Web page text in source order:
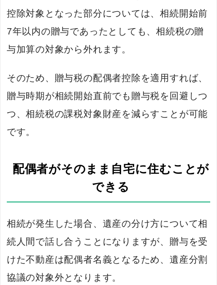
控除対象となった部分については、相続開始前
7年以内の贈与であったとしても、相続税の贈
与加算の対象から外れます。
そのため、贈与税の配偶者控除を適用すれば、
贈与時期が相続開始直前でも贈与税を回避しつ
つ、相続税の課税対象財産を減らすことが可能
です。
配偶者がそのまま自宅に住むことが
できる
相続が発生した場合、遺産の分け方について相
続人間で話し合うことになりますが、贈与を受
けた不動産は配偶者名義となるため、遺産分割
協議の対象外となります。